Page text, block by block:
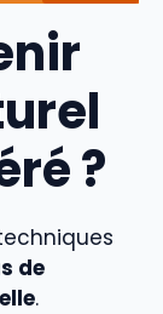
?
de
.